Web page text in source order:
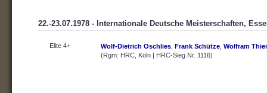
22.-23.07.1978 - Internationale Deutsche Meisterschaften,
Elite 4+ Wolf-Dietrich Oschlies Frank Schütze Wolfram
(Rgm: HRC, Köln | HRC-Sieg Nr. 1116)